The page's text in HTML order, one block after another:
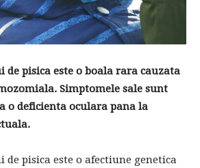
pisica este o boala rara cauzata
Simptomele sale sunt
o deficienta oculara pana la
pisica este o afectiune genetica